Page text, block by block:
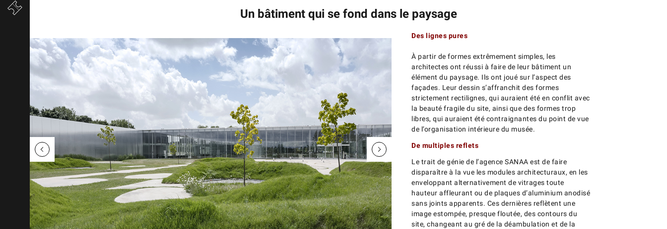
Un bâtiment qui se fond dans le paysage
Des lignes pures
À partir de formes extrêmement simples, les
architectes ont réussi à faire de leur bâtiment un
élément du paysage. Ils ont joué sur l’aspect des
façades. Leur dessin s’affranchit des formes
strictement rectilignes, qui auraient été en conflit avec
la beauté fragile du site, ainsi que des formes trop
libres, qui auraient été contraignantes du point de vue
de l’organisation intérieure du musée.
De multiples reflets
Le trait de génie de l’agence SANAA est de faire
disparaître à la vue les modules architecturaux, en les
enveloppant alternativement de vitrages toute
hauteur affleurant ou de plaques d’aluminium anodisé
sans joints apparents. Ces dernières reflètent une
image estompée, presque floutée, des contours du
site, changeant au gré de la déambulation et de la